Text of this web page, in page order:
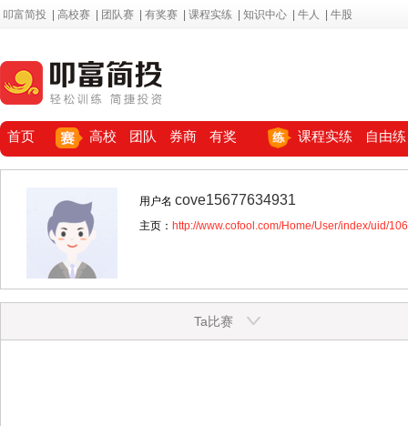
叩富简投 高校赛 团队赛 有奖赛 课程实练 知识中心 牛人 牛股
首页 高校 团队 券商 有奖 课程实练 自由练
用户名 cove15677634931
主页： http://www.cofool.com/Home/User/index/uid/
Ta比赛